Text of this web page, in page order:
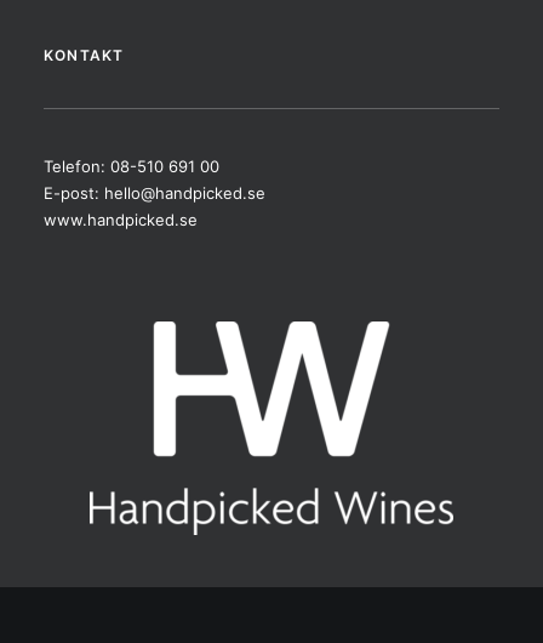
KONTAKT
Telefon: 08-510 691 00
E-post: hello@handpicked.se
www.handpicked.se